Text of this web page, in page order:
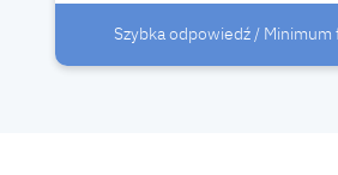
Szybka odpowiedź /